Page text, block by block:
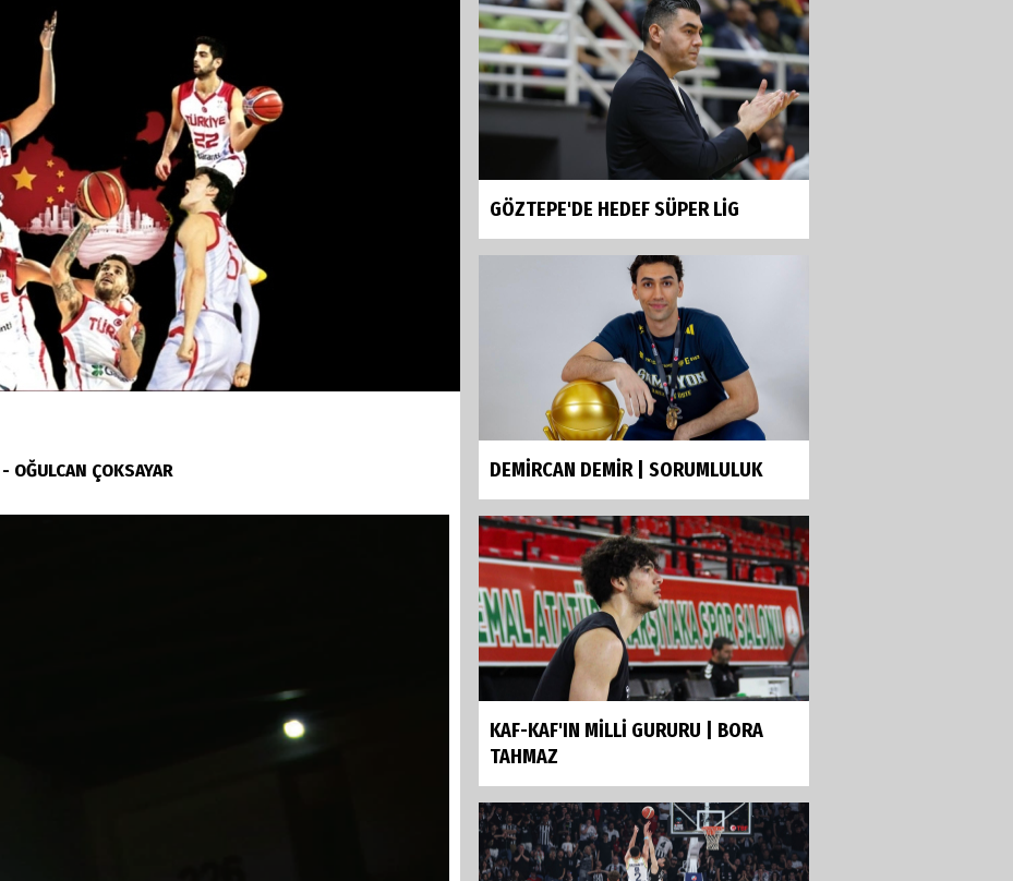
OĞULCAN ÇOKSAYAR
GÖZTEPE'DE HEDEF SÜPER LİG
DEMİRCAN DEMİR | SORUMLULUK
KAF-KAF'IN MİLLİ GURURU | BORA
TAHMAZ